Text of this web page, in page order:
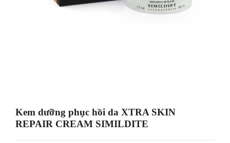
Kem dưỡng phục hồi da XTRA SKIN
REPAIR CREAM SIMILDITE